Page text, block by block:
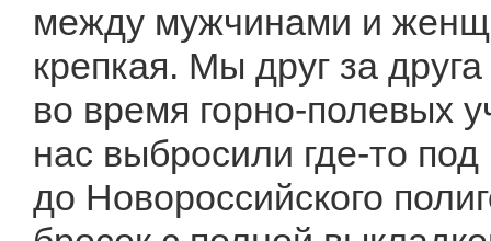
между мужчинами и
крепкая. Мы друг за
во время горно-полевых
нас выбросили где-то
до Новороссийского